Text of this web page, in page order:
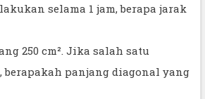
selama 1 jam, berapa jarak
250 cm². Jika salah satu
berapakah panjang diagonal yang